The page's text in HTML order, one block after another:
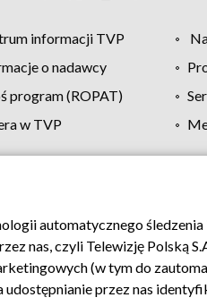
informacji TVP
o nadawcy
program (ROPAT)
w TVP
Moje zgody Pomoc
automatycznego
nas, czyli Telewizję Polską
(w tym do
przez nas